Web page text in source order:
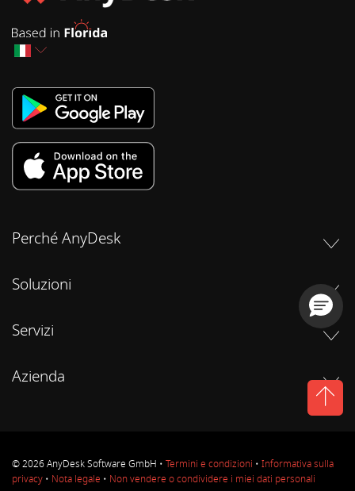
Perché AnyDesk
Soluzioni
Servizi
Azienda
© 2026 AnyDesk Software GmbH • Termini e condizioni • Informativa sulla
privacy • Nota legale • Non vendere o condividere i miei dati personali